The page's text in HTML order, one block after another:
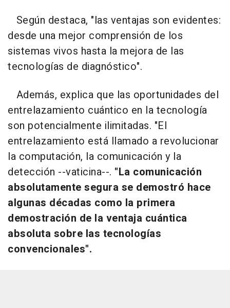
Según destaca, "las ventajas son evidentes:
desde una mejor comprensión de los
sistemas vivos hasta la mejora de las
tecnologías de diagnóstico".
Además, explica que las oportunidades del
entrelazamiento cuántico en la tecnología
son potencialmente ilimitadas. "El
entrelazamiento está llamado a revolucionar
la computación, la comunicación y la
detección --vaticina--. "La comunicación
absolutamente segura se demostró hace
algunas décadas como la primera
demostración de la ventaja cuántica
absoluta sobre las tecnologías
convencionales".